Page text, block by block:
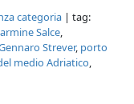
categoria | tag:
Salce,
Strever, porto
medio Adriatico,